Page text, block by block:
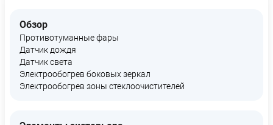
Обзор
Противотуманные фары
Датчик дождя
Датчик света
Электрообогрев боковых зеркал
Электрообогрев зоны стеклоочистителей